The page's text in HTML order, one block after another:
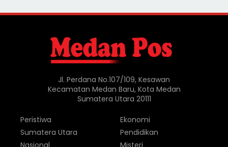
Jl. Perdana No.107/109, Kesawan
Kecamatan Medan Baru, Kota Medan
Sumatera Utara 20111
Peristiwa
Sumatera Utara
Ekonomi
Pendidikan